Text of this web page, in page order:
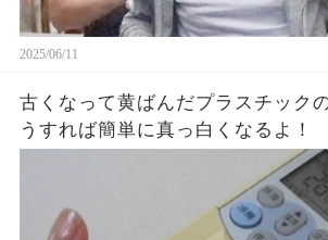
2025/06/11
古くなって黄ばんだプラスチック
うすれば簡単に真っ白くなるよ！